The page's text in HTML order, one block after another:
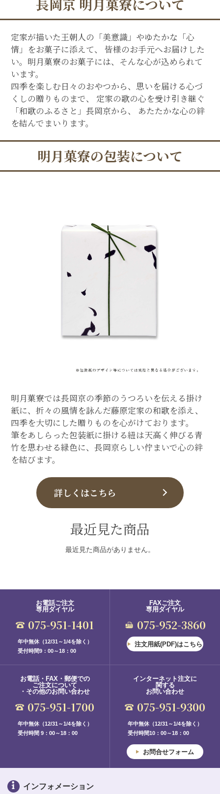
長岡京 明月菓寮について
定家が描いた王朝人の「美意識」やゆたかな「心
情」をお菓子に添えて、 皆様のお手元へお届けした
い。明月菓寮のお菓子には、そんな心が込められて
います。
四季を楽しむ日々のおやつから、思いを届ける心づ
くしの贈りものまで、 定家の歌の心を受け引き継ぐ
「和歌のふるさと」長岡京から、 あたたかな心の絆
を結んでまいります。
明月菓寮の包装について
明月菓寮では長岡京の季節のうつろいを伝える掛け
紙に、折々の風情を詠んだ藤原定家の和歌を添え、
四季を大切にした贈りものを心がけております。
筆をあしらった包装紙に掛ける紐は天高く伸びる青
竹を思わせる緑色に、長岡京らしい佇まいで心の絆
を結びます。
詳しくはこちら
最近見た商品
最近見た商品がありません。
お電話ご注文
専用ダイヤル
075-951-1401
年中無休（12/31～1/4を除く）
受付時間9：00～18：00
FAXご注文
専用ダイヤル
075-952-3860
注文用紙(PDF)はこちら
お電話・FAX・郵便での
ご注文について
・その他のお問い合わせ
075-951-1700
年中無休（12/31～1/4を除く）
受付時間 9：00～18：00
インターネット注文に
関する
お問い合わせ
075-951-9300
年中無休（12/31～1/4を除く）
受付時間10：00～18：00
お問合せフォーム
インフォメーション